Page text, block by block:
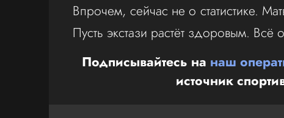
Впрочем, сейчас не о статистике.
Пусть экстази растёт здоровым. Всё
Подписывайтесь на наш
источник